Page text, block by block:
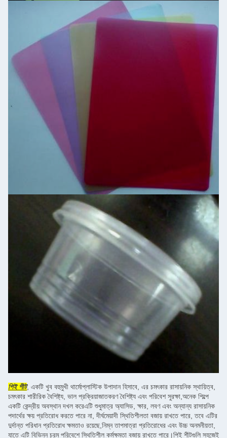
পিই শীট, একটি খুব বহুমুখী থার্মোপ্লাস্টিক উপাদান হিসাবে, এর চমৎকার রাসায়নিক স্থায়িত্ব,
চমৎকার শারীরিক বৈশিষ্ট্য, ভাল প্রক্রিয়াজাতকরণ বৈশিষ্ট্য এবং পরিবেশ সুরক্ষা,অনেক শিল্পে
একটি কেন্দ্রীয় অবস্থান দখল করেএটি শুধুমাত্র অ্যাসিড, ক্ষার, লবণ এবং অন্যান্য রাসায়নিক
পদার্থের ক্ষয় প্রতিরোধ করতে পারে না, দীর্ঘমেয়াদী স্থিতিশীলতা বজায় রাখতে পারে, তবে এটির
দুর্দান্ত পরিধান প্রতিরোধ ক্ষমতাও রয়েছে,নিম্ন তাপমাত্রা প্রতিরোধের এবং উচ্চ অনমনীয়তা,
যাতে এটি বিভিন্ন চরম পরিবেশে স্থিতিশীল কর্মক্ষমতা বজায় রাখতে পারে।পিই শীটগুলি সহজেই